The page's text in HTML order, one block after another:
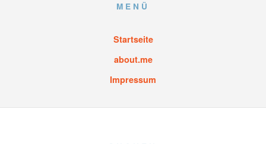
MENÜ
Startseite
about.me
Impressum